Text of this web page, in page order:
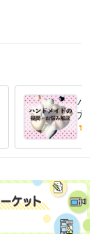
ハン
方を
業界